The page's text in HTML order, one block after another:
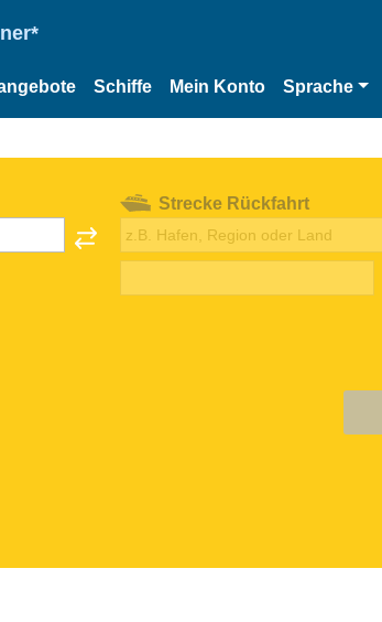
Schiffe Mein Konto Sprache
Strecke Rückfahrt